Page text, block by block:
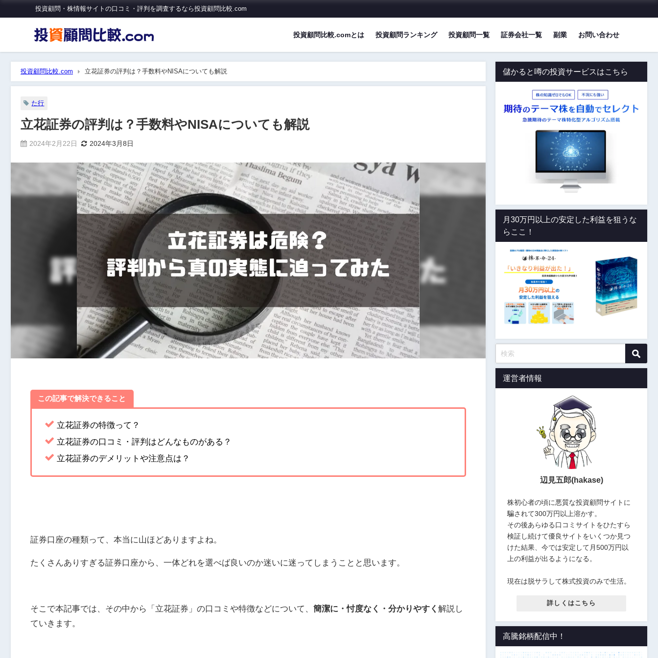
投資顧問・株情報サイトの口コミ・評判を調査するなら投資顧問比較.com
投資顧問比較.comとは 投資顧問ランキング 投資顧問一覧 証券会社一覧 副業 お問い合わせ
投資顧問比較.com 立花証券の評判は？手数料やNISAについても解説
た行
立花証券の評判は？手数料やNISAについても解説
2024年2月22日 2024年3月8日
この記事で解決できること
立花証券の特徴って？
立花証券の口コミ・評判はどんなものがある？
立花証券のデメリットや注意点は？
証券口座の種類って、本当に山ほどありますよね。
たくさんありすぎる証券口座から、一体どれを選べば良いのか迷いに迷ってしまうことと思います。
そこで本記事では、その中から「立花証券」の口コミや特徴などについて、 簡潔に・忖度なく・分かりやすく 解説し
ていきます。
儲かると噂の投資サービスはこちら
月30万円以上の安定した利益を狙うな
らここ！
運営者情報
辺見五郎(hakase)
株初心者の頃に悪質な投資顧問サイトに
騙されて300万円以上溶かす。
その後あらゆる口コミサイトをひたすら
検証し続けて優良サイトをいくつか見つ
けた結果、今では安定して月500万円以
上の利益が出るようになる。
現在は脱サラして株式投資のみで生活。
詳しくはこちら
高騰銘柄配信中！